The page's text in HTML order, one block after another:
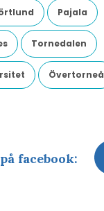
Pajala
Tornedalen
Övertorneå
facebook: